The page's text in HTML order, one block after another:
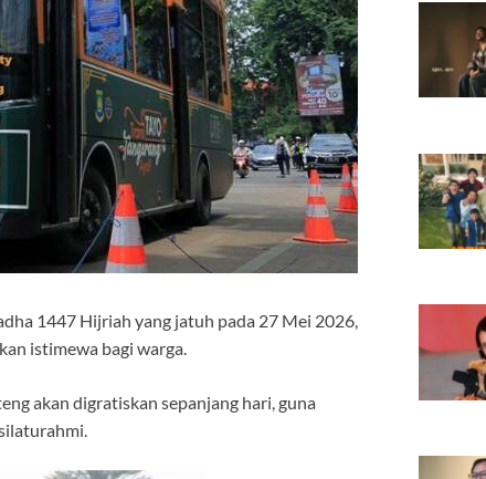
1447 Hijriah yang jatuh pada 27 Mei 2026,
istimewa bagi warga.
akan digratiskan sepanjang hari, guna